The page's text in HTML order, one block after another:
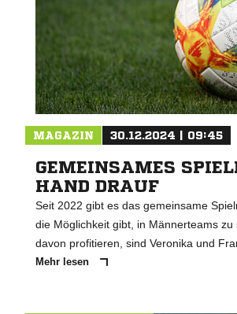
MAGAZIN 30.12.2024 | 09:45
GEMEINSAMES
HAND DRAUF
Seit 2022 gibt es das gemeinsame
die Möglichkeit gibt, in Männerteams zu
davon profitieren, sind Veronika und
Mehr lesen